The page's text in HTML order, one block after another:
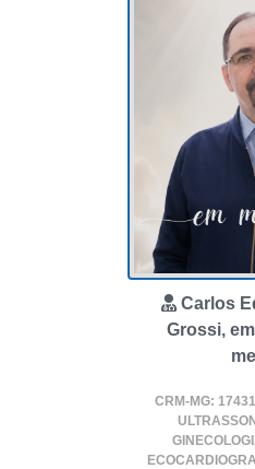
Carlos
Grossi,
CRM-MG: